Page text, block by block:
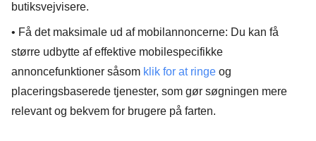
butiksvejvisere.
• Få det maksimale ud af mobilannoncerne: Du kan få
større udbytte af effektive mobilespecifikke
annoncefunktioner såsom klik for at ringe og
placeringsbaserede tjenester, som gør søgningen mere
relevant og bekvem for brugere på farten.